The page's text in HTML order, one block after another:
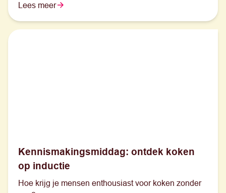
symbolisch de eerste steen voor onze nieuwe
parktuin-woningen. Juist zij staan voor de toekomst
Lees meer
Kennismakingsmiddag: ontdek koken
op inductie
Hoe krijg je mensen enthousiast voor koken zonder